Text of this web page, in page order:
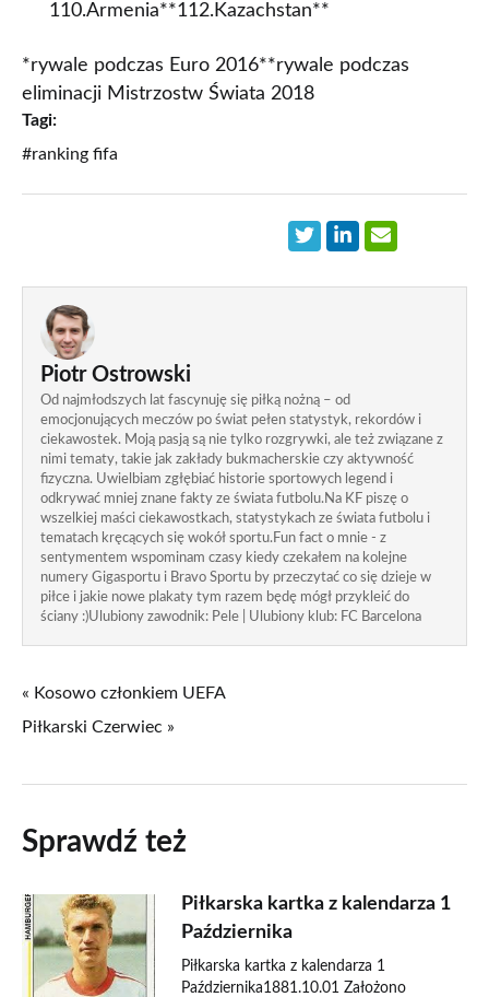
110.Armenia**112.Kazachstan**
*rywale podczas Euro 2016**rywale podczas
eliminacji Mistrzostw Świata 2018
Tagi:
#ranking fifa
Piotr Ostrowski
Od najmłodszych lat fascynuję się piłką nożną – od
emocjonujących meczów po świat pełen statystyk, rekordów i
ciekawostek. Moją pasją są nie tylko rozgrywki, ale też związane z
nimi tematy, takie jak zakłady bukmacherskie czy aktywność
fizyczna. Uwielbiam zgłębiać historie sportowych legend i
odkrywać mniej znane fakty ze świata futbolu.Na KF piszę o
wszelkiej maści ciekawostkach, statystykach ze świata futbolu i
tematach kręcących się wokół sportu.Fun fact o mnie - z
sentymentem wspominam czasy kiedy czekałem na kolejne
numery Gigasportu i Bravo Sportu by przeczytać co się dzieje w
piłce i jakie nowe plakaty tym razem będę mógł przykleić do
ściany :)Ulubiony zawodnik: Pele | Ulubiony klub: FC Barcelona
« Kosowo członkiem UEFA
Piłkarski Czerwiec »
Sprawdź też
Piłkarska kartka z kalendarza 1
Października
Piłkarska kartka z kalendarza 1
Października1881.10.01 Założono